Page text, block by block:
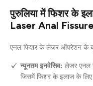
पुरुलिया में फिशर के
Laser Anal
एनल फिशर के लेजर ऑपरेशन के
न्यूनतम इनवेसिव: लेजर एनल
जिसमें फिशर के इलाज के लिए